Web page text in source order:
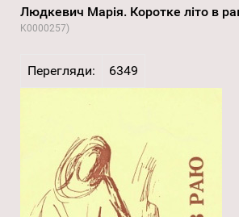
Людкевич Марія. Коротке літо в
K0000257)
Перегляди: 6349